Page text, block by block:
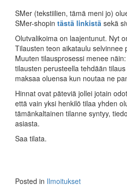
SMer (tekstiilien, tämä meni jo)
SMer-shopin tästä linkistä sekä
Olutvalikoima on laajentunut. Nyt
Tilausten teon aikataulu selvinnee
Muuten tilausprosessi menee
tilausten perusteella tehdään
maksaa oluensa kun noutaa ne
Hinnat ovat päteviä jollei jotain
että vain yksi henkilö tilaa yhden
tämänkaltainen tilanne syntyy,
asiasta.
Saa tilata.
Posted in Ilmoitukset